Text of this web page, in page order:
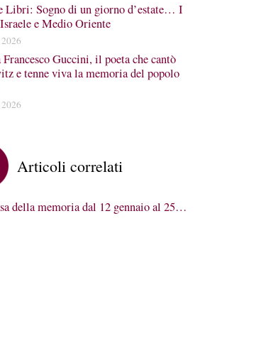
Libri: Sogno di un giorno d’estate… I
e Medio Oriente
Guccini, il poeta che cantò
e tenne viva la memoria del popolo
Articoli correlati
della memoria dal 12 gennaio al 25…